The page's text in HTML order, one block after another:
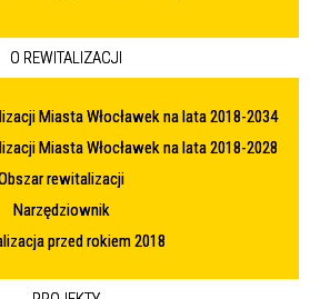
O REWITALIZACJI
Miasta Włocławek na lata 2018-2034
Miasta Włocławek na lata 2018-2028
rewitalizacji
Narzędziownik
przed rokiem 2018